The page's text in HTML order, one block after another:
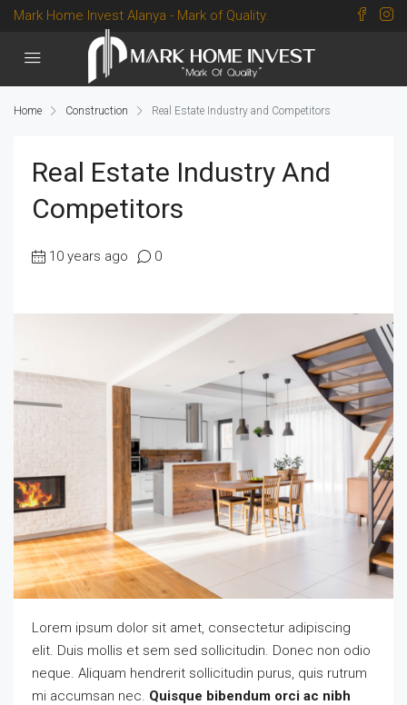
Mark Home Invest Alanya - Mark of Quality.
Home Construction Real Estate Industry and Competitors
Real Estate Industry And
Competitors
10 years ago 0
Lorem ipsum dolor sit amet, consectetur adipiscing
elit. Duis mollis et sem sed sollicitudin. Donec non odio
neque. Aliquam hendrerit sollicitudin purus, quis rutrum
mi accumsan nec. Quisque bibendum orci ac nibh